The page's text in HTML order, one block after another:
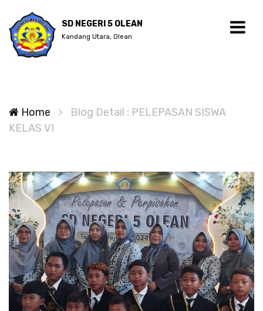
SD NEGERI 5 OLEAN
Kandang Utara, Olean
Home
Blog Detail : PELEPASAN SISWA
KELAS VI